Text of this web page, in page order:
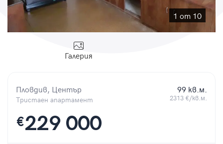
1 от 10
Галерия
Пловдив, Център
Тристаен апартамент
99 кв.м.
2313 €/кв.м.
€229 000
Парола
Забравена парола
Регистрация